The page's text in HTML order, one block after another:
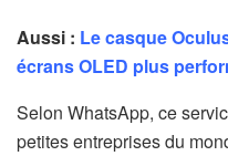
Aussi : Le casque
écrans OLED plus
Selon WhatsApp, ce
petites entreprises du